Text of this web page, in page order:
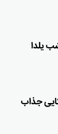
یلدا
جذاب